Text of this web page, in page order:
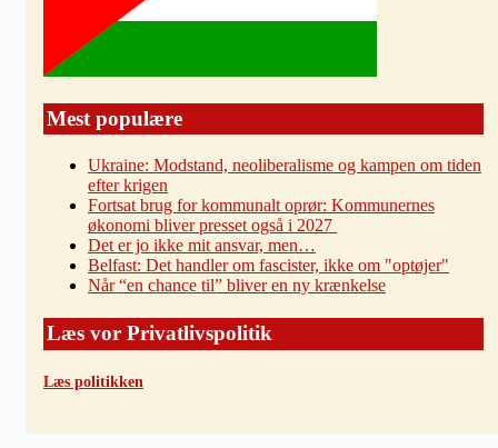
Mest populære
Ukraine: Modstand, neoliberalisme og kampen om tiden
efter krigen
Fortsat brug for kommunalt oprør: Kommunernes
økonomi bliver presset også i 2027
Det er jo ikke mit ansvar, men…
Belfast: Det handler om fascister, ikke om "optøjer"
Når “en chance til” bliver en ny krænkelse
Læs vor Privatlivspolitik
Læs politikken